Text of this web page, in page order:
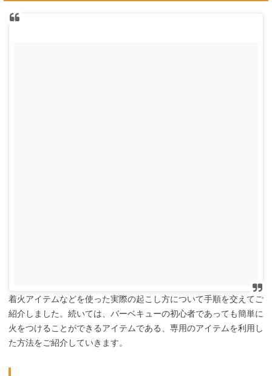
着火アイテムなどを使った実際の起こし方について手順を交えてご
紹介しました。続いては、バーベキューの初心者であっても簡単に
火をつけることができるアイテムである、専用のアイテムを利用し
た方法をご紹介していきます。